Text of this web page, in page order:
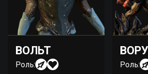
ВОЛЬТ
Роль: Роль: